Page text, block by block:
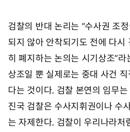
검찰의 반대 논리는 “수사권 조
되지 않아 안착되기도 전에 다시
히 폐지하는 논의는 시기상조”
상조일 뿐 실제로는 중대 사건
다는 것이다. 검찰 본연의 임무
진국 검찰은 수사지휘권이나 수
는 자제한다. 검찰이 우리나라처